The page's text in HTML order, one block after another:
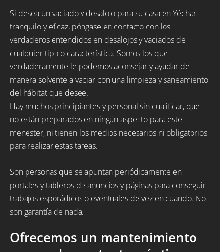
Si desea un vaciado y desalojo para su casa en Yéchar
tranquilo y eficaz, póngase en contacto con los
verdaderos entendidos en desalojos y vaciados de
cualquier tipo o característica. Somos los que
verdaderamente le podemos aconsejar y ayudar de
manera solvente a vaciar con una limpieza y saneamiento
del hábitat que desee.
Hay muchos principiantes y personal sin cualificar, que
no están preparados en ningún aspecto para este
menester, ni tienen los medios necesarios ni obligatorios
para realizar estas tareas.
Son personas que se apuntan periódicamente en
portales y tableros de anuncios y páginas para conseguir
trabajos esporádicos o eventuales de vez en cuando. No
son garantía de nada.
Ofrecemos un mantenimiento